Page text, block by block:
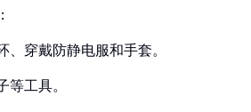
、穿戴防静电服和手套。
等工具。